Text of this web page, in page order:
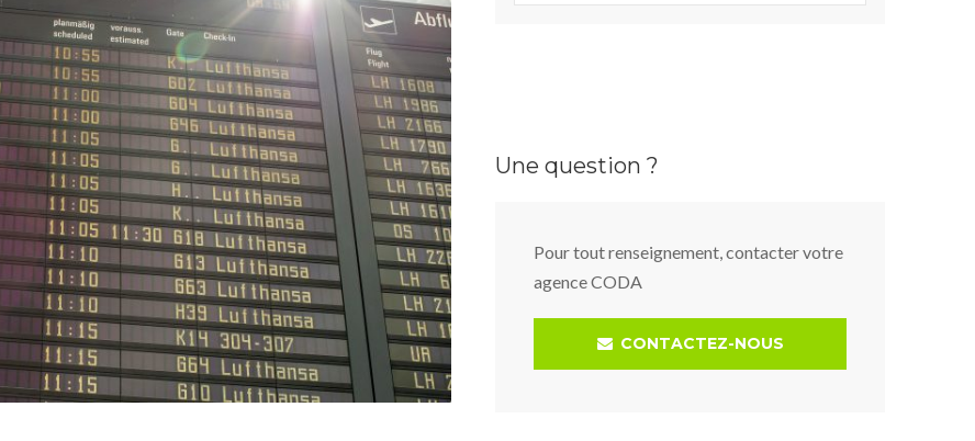
Une question ?
Pour tout renseignement, contacter votre
agence CODA
CONTACTEZ-NOUS